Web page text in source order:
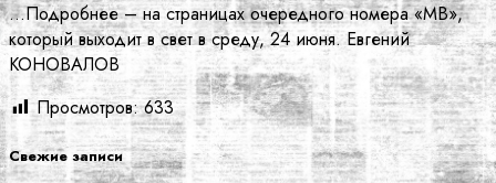
…Подробнее – на страницах очередного номера «МВ»,
который выходит в свет в среду, 24 июня. Евгений
КОНОВАЛОВ
Просмотров:633
Свежие записи